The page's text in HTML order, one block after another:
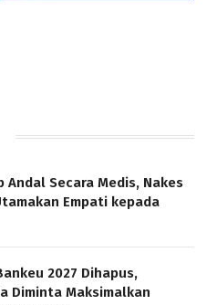
Andal Secara Medis, Nakes
Empati kepada
2027 Dihapus,
Diminta Maksimalkan